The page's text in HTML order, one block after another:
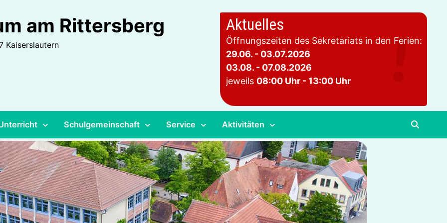
am Rittersberg
Kaiserslautern
Aktuelles
Öffnungszeiten des Sekretariats in den Ferien:
29.06. - 03.07.2026
03.08. - 07.08.2026
jeweils 08:00 Uhr - 13:00 Uhr
Schulgemeinschaft Service Aktivitäten